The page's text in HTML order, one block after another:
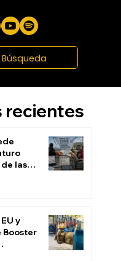
recientes
las
y
Booster